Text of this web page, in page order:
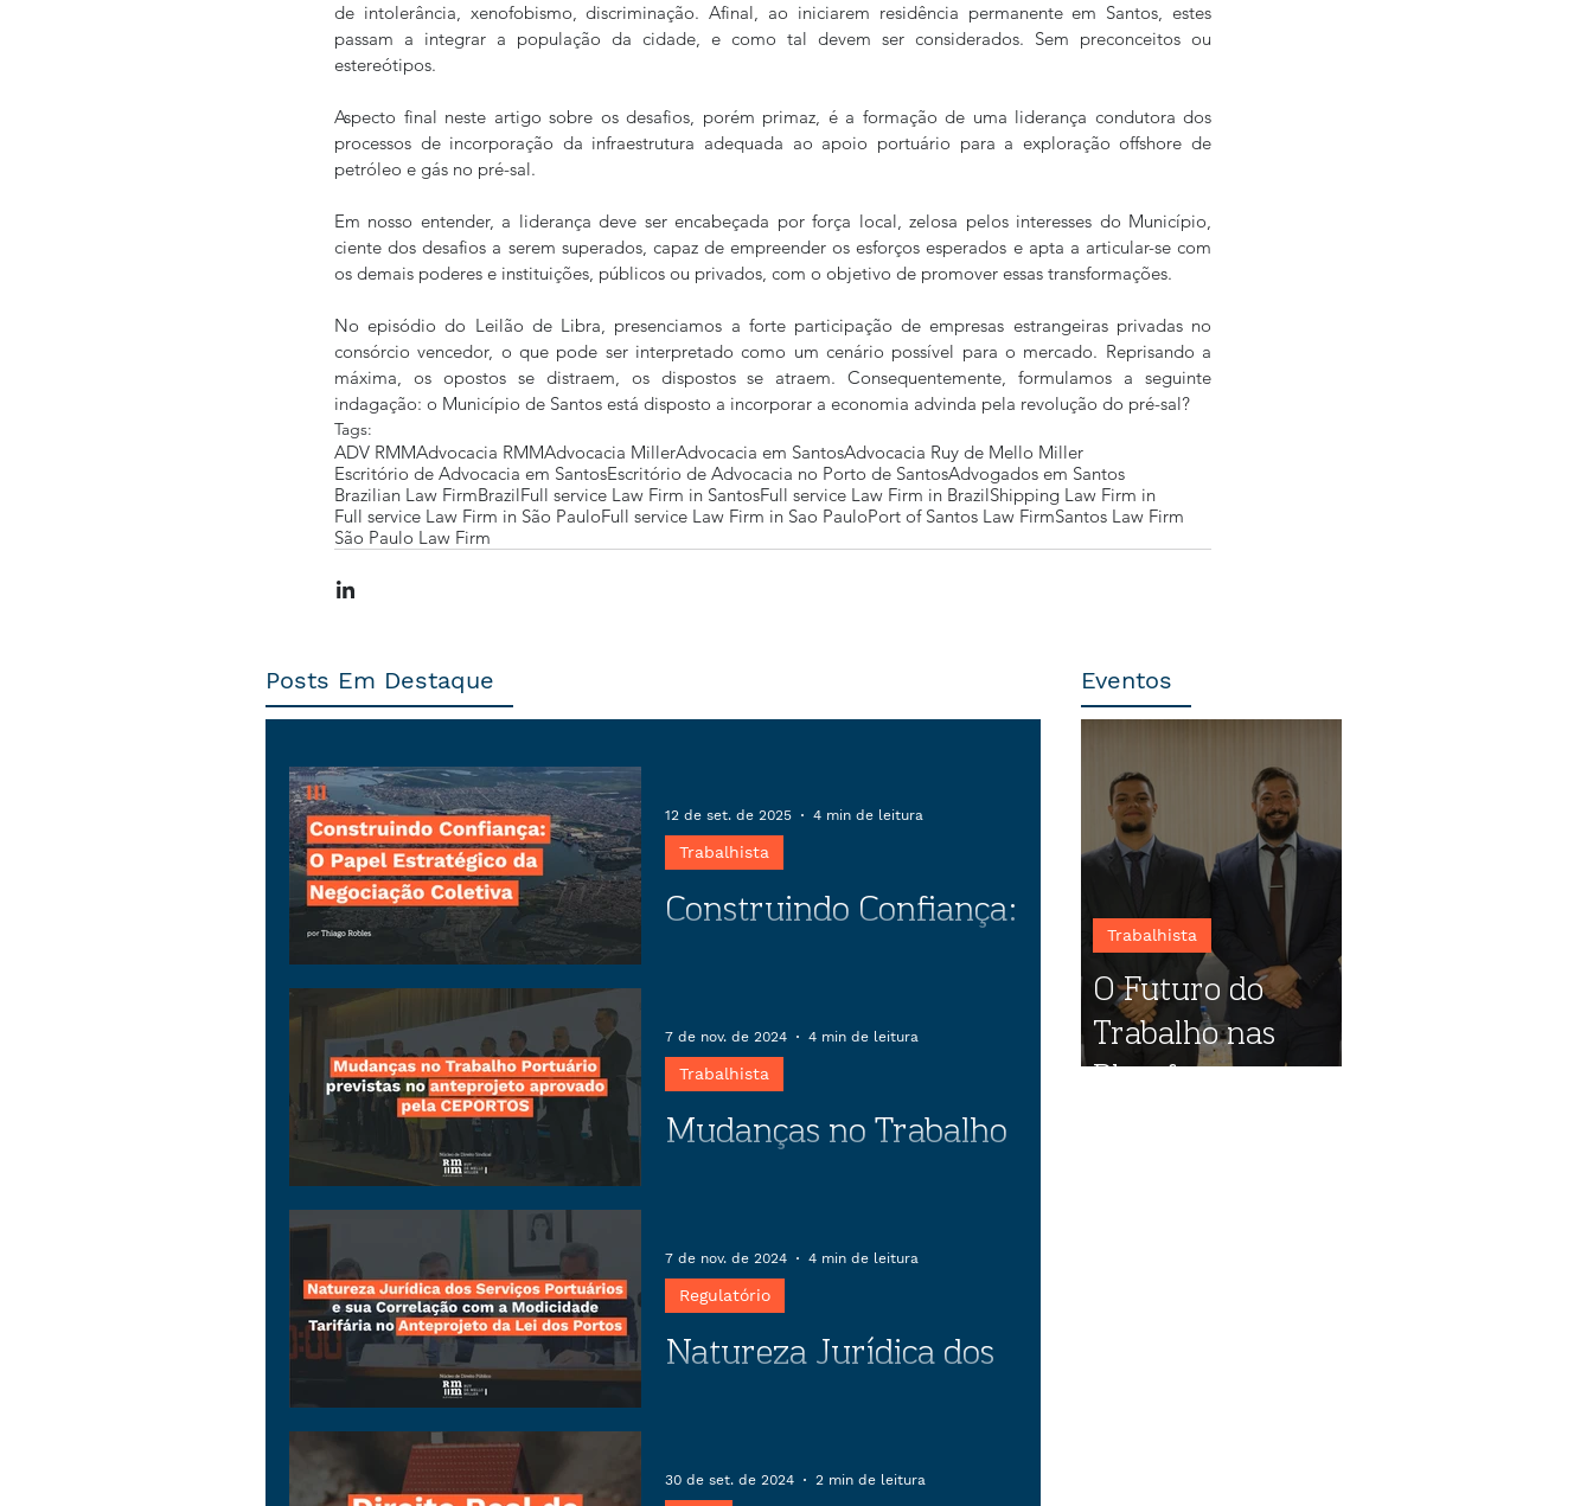
de intolerância, xenofobismo, discriminação. Afinal, ao iniciarem residência permanente em Santos, estes
passam a integrar a população da cidade, e como tal devem ser considerados. Sem preconceitos ou
estereótipos.
Aspecto final neste artigo sobre os desafios, porém primaz, é a formação de uma liderança condutora dos
processos de incorporação da infraestrutura adequada ao apoio portuário para a exploração offshore de
petróleo e gás no pré-sal.
Em nosso entender, a liderança deve ser encabeçada por força local, zelosa pelos interesses do Município,
ciente dos desafios a serem superados, capaz de empreender os esforços esperados e apta a articular-se com
os demais poderes e instituições, públicos ou privados, com o objetivo de promover essas transformações.
No episódio do Leilão de Libra, presenciamos a forte participação de empresas estrangeiras privadas no
consórcio vencedor, o que pode ser interpretado como um cenário possível para o mercado. Reprisando a
máxima, os opostos se distraem, os dispostos se atraem. Consequentemente, formulamos a seguinte
indagação: o Município de Santos está disposto a incorporar a economia advinda pela revolução do pré-sal?
Tags:
ADV RMMAdvocacia RMMAdvocacia MillerAdvocacia em SantosAdvocacia Ruy de Mello Miller
Escritório de Advocacia em SantosEscritório de Advocacia no Porto de SantosAdvogados em Santos
Brazilian Law FirmBrazilFull service Law Firm in SantosFull service Law Firm in BrazilShipping Law Firm in
Full service Law Firm in São PauloFull service Law Firm in Sao PauloPort of Santos Law FirmSantos Law Firm
São Paulo Law Firm
Posts Em Destaque
Construindo Confiança:
em negociações coletivas pode
transformar conflitos em
oportunidades, garantindo estabilidade
empresarial e benefícios para
trabalhadores.
Trabalhista
12 de set. de 2025 4 min de leitura
Mudanças no Trabalho
pela CEPORTOS
Portuário previstas no anteprojeto
aprovado pela CEPORTOS
Trabalhista
7 de nov. de 2024 4 min de leitura
Natureza Jurídica dos
Modicidade Tarifária no
serviços portuários e sua correlação
Regulatório
7 de nov. de 2024 4 min de leitura
30 de set. de 2024 2 min de leitura
Eventos
O Futuro do
Trabalho nas
Plataformas
Trabalhista